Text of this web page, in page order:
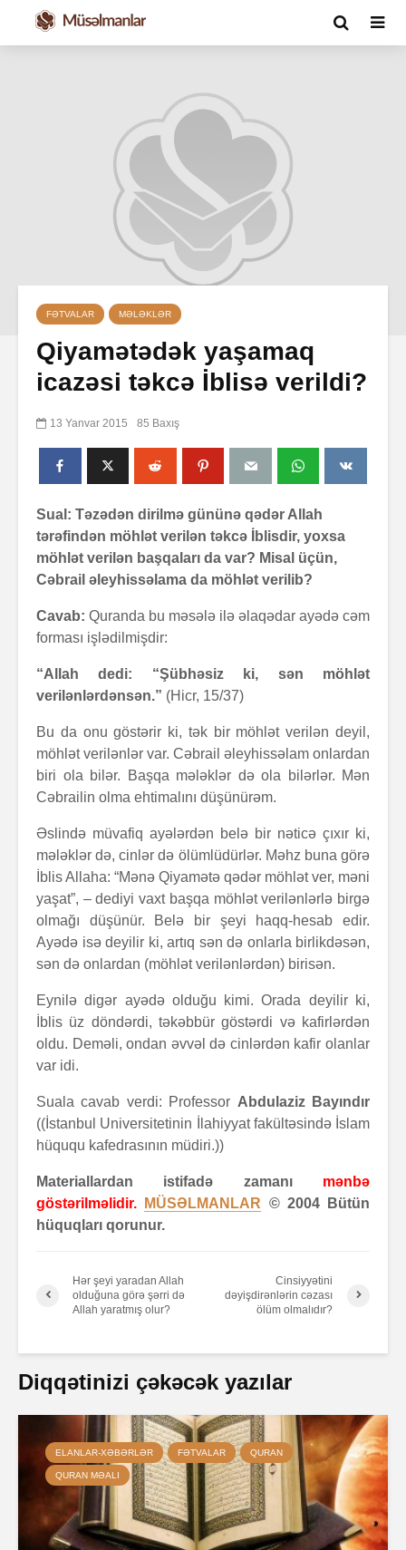
FƏTVALAR MƏLƏKLƏR
Qiyamətədək yaşamaq
icazəsi təkcə İblisə verildi?
13 Yanvar 2015 85 Baxış
Sual: Təzədən dirilmə gününə qədər Allah
tərəfindən möhlət verilən təkcə İblisdir, yoxsa
möhlət verilən başqaları da var? Misal üçün,
Cəbrail əleyhissəlama da möhlət verilib?
Cavab: Quranda bu məsələ ilə əlaqədar ayədə cəm
forması işlədilmişdir:
“Allah dedi: “Şübhəsiz ki, sən möhlət
verilənlərdənsən.” (Hicr, 15/37)
Bu da onu göstərir ki, tək bir möhlət verilən deyil,
möhlət verilənlər var. Cəbrail əleyhissəlam onlardan
biri ola bilər. Başqa mələklər də ola bilərlər. Mən
Cəbrailin olma ehtimalını düşünürəm.
Əslində müvafiq ayələrdən belə bir nəticə çıxır ki,
mələklər də, cinlər də ölümlüdürlər. Məhz buna görə
İblis Allaha: “Mənə Qiyamətə qədər möhlət ver, məni
yaşat”, – dediyi vaxt başqa möhlət verilənlərlə birgə
olmağı düşünür. Belə bir şeyi haqq-hesab edir.
Ayədə isə deyilir ki, artıq sən də onlarla birlikdəsən,
sən də onlardan (möhlət verilənlərdən) birisən.
Eynilə digər ayədə olduğu kimi. Orada deyilir ki,
İblis üz döndərdi, təkəbbür göstərdi və kafirlərdən
oldu. Deməli, ondan əvvəl də cinlərdən kafir olanlar
var idi.
Suala cavab verdi: Professor Abdulaziz Bayındır
((İstanbul Universitetinin İlahiyyat fakültəsində İslam
hüququ kafedrasının müdiri.))
Materiallardan istifadə zamanı mənbə
göstərilməlidir.
MÜSƏLMANLAR © 2004 Bütün
hüquqları qorunur.
Hər şeyi yaradan Allah
olduğuna görə şərri də
Allah yaratmış olur?
Cinsiyyətini
dəyişdirənlərin cəzası
ölüm olmalıdır?
Diqqətinizi çəkəcək yazılar
ELANLAR-XƏBƏRLƏR FƏTVALAR QURAN
QURAN MƏALI